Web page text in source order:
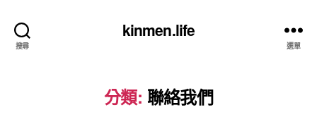
搜尋
kinmen.life
選單
分類: 聯絡我們